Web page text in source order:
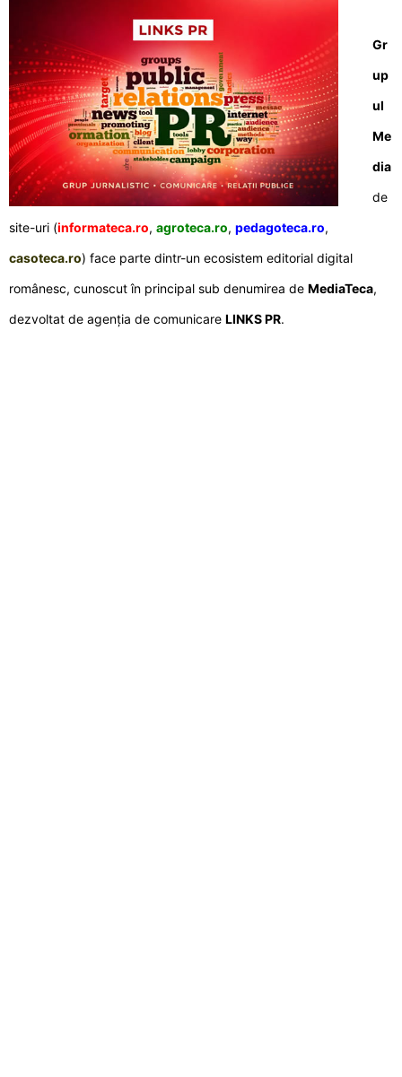
Gr
up
ul
Me
dia
de
site-uri (informateca.ro, agroteca.ro, pedagoteca.ro,
casoteca.ro) face parte dintr-un ecosistem editorial digital
românesc, cunoscut în principal sub denumirea de MediaTeca,
dezvoltat de agenția de comunicare LINKS PR.